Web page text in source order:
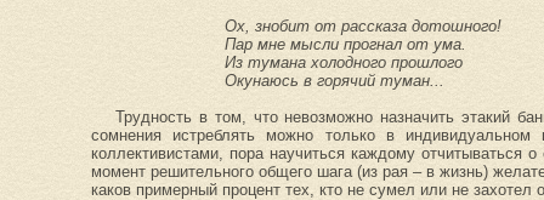
Ох, знобит от рассказа дотошного!
Пар мне мысли прогнал от ума.
Из тумана холодного прошлого
Окунаюсь в горячий туман...
Трудность в том, что невозможно назначить этакий
сомнения истреблять можно только в
коллективистами, пора научиться каждому отчитываться
момент решительного общего шага (из рая – в жизнь)
каков примерный процент тех, кто не сумел или не